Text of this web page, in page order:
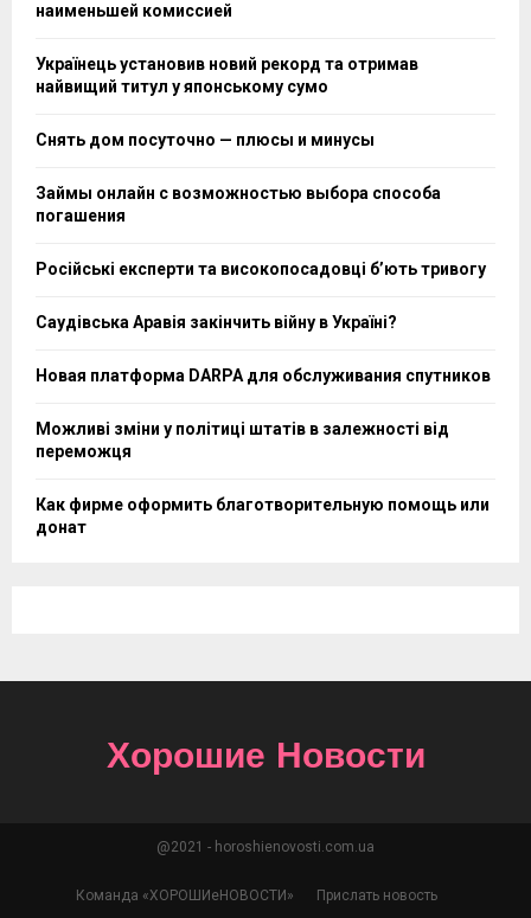
наименьшей комиссией
Українець установив новий рекорд та отримав
найвищий титул у японському сумо
Снять дом посуточно — плюсы и минусы
Займы онлайн с возможностью выбора способа
погашения
Російські експерти та високопосадовці бʼють тривогу
Саудівська Аравія закінчить війну в Україні?
Новая платформа DARPA для обслуживания спутников
Можливі зміни у політиці штатів в залежності від
переможця
Как фирме оформить благотворительную помощь или
донат
Хорошие Новости
@2021 - horoshienovosti.com.ua
Команда «ХОРОШИеНОВОСТИ» Прислать новость